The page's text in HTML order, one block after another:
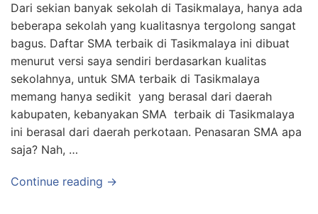
Dari sekian banyak sekolah di Tasikmalaya, hanya ada
beberapa sekolah yang kualitasnya tergolong sangat
bagus. Daftar SMA terbaik di Tasikmalaya ini dibuat
menurut versi saya sendiri berdasarkan kualitas
sekolahnya, untuk SMA terbaik di Tasikmalaya
memang hanya sedikit yang berasal dari daerah
kabupaten, kebanyakan SMA terbaik di Tasikmalaya
ini berasal dari daerah perkotaan. Penasaran SMA apa
saja? Nah, …
Continue reading →